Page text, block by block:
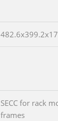
SECC for rack
frames